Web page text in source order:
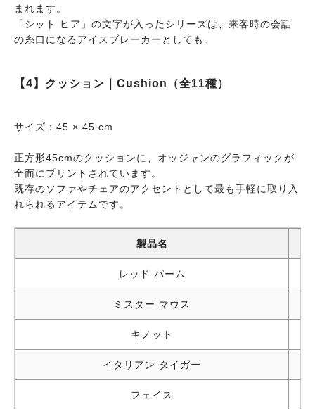
ホームデザイン ホワイト ホームデザインパターン
まれます。
「シット ヒア」の文字が入ったシリーズは、来客時の会話
の糸口になるアイスブレーカーとしても。
【4】クッション｜Cushion（全11種）
サイズ：45 × 45 cm
正方形45cmのクッションに、オッジャンのグラフィックが
全面にプリントされています。
既存のソファやチェアのアクセントとして最も手軽に取り入
れられるアイテムです。
製品名
レッド パーム
ミスター マウス
キノット
イタリアン タイガー
フェイス